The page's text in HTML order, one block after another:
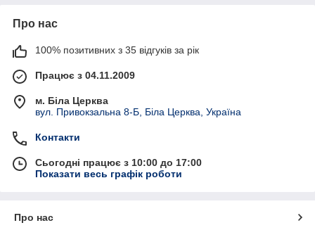
Пластикові смугові завіси ПВХ
профілю, в складських приміщеннях,
автомийках.
максимально зменшити грошові витрати,
Про нас
100% позитивних з 35 відгуків за рік
Працює з 04.11.2009
м. Біла Церква
вул. Привокзальна 8-Б, Біла Церква, Україна
Контакти
Сьогодні працює з 10:00 до 17:00
Показати весь графік роботи
Про нас